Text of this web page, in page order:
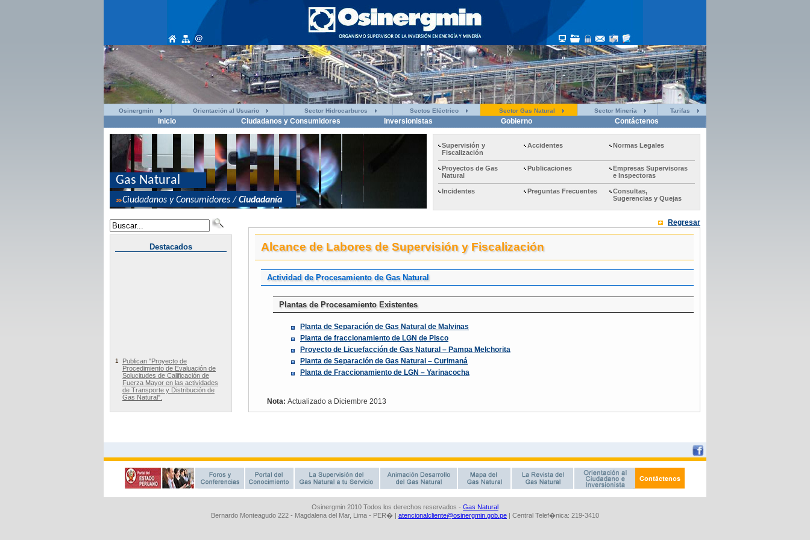
Osinergmin Orientación al Usuario Sector Hidrocarburos Sectos Eléctrico Sector Gas Natural Sector Minería Tarifas
Inicio Ciudadanos y Consumidores Inversionistas Gobierno Contáctenos
Supervisión y
Fiscalización
Accidentes Normas Legales
Proyectos de Gas
Natural
Publicaciones
Empresas Supervisoras
e Inspectoras
Incidentes Preguntas Frecuentes
Consultas,
Sugerencias y Quejas
Osinergmin 2010 Todos los derechos reservados - Gas Natural
Bernardo Monteagudo 222 - Magdalena del Mar, Lima - PER� | atencionalcliente@osinergmin.gob.pe | Central Telef�nica: 219-3410